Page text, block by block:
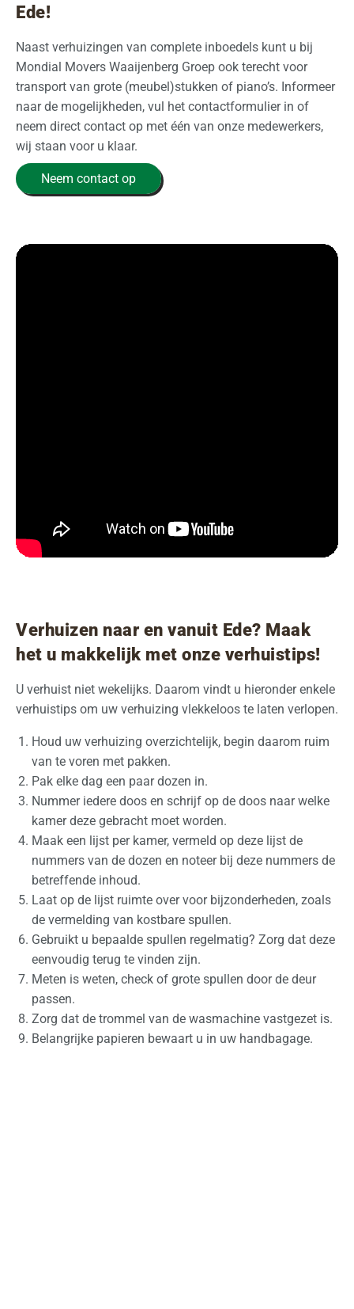
Ede!
Naast verhuizingen van complete inboedels kunt u bij
Mondial Movers Waaijenberg Groep ook terecht voor
transport van grote (meubel)stukken of piano’s. Informeer
naar de mogelijkheden, vul het contactformulier in of
neem direct contact op met één van onze medewerkers,
wij staan voor u klaar.
Neem contact op
Verhuizen naar en vanuit Ede? Maak
het u makkelijk met onze verhuistips!
U verhuist niet wekelijks. Daarom vindt u hieronder enkele
verhuistips om uw verhuizing vlekkeloos te laten verlopen.
Houd uw verhuizing overzichtelijk, begin daarom ruim
van te voren met pakken.
Pak elke dag een paar dozen in.
Nummer iedere doos en schrijf op de doos naar welke
kamer deze gebracht moet worden.
Maak een lijst per kamer, vermeld op deze lijst de
nummers van de dozen en noteer bij deze nummers de
betreffende inhoud.
Laat op de lijst ruimte over voor bijzonderheden, zoals
de vermelding van kostbare spullen.
Gebruikt u bepaalde spullen regelmatig? Zorg dat deze
eenvoudig terug te vinden zijn.
Meten is weten, check of grote spullen door de deur
passen.
Zorg dat de trommel van de wasmachine vastgezet is.
Belangrijke papieren bewaart u in uw handbagage.